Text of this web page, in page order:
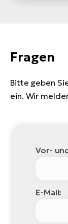
Fragen
Bitte geben
ein. Wir
Vor-
E-Mail: